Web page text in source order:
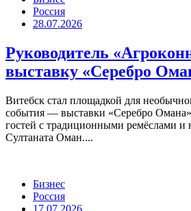
Россия
28.07.2026
Руководитель
выставку «Серебро
Витебск стал площадкой для
события — выставки «Серебро
гостей с традиционными ремёслами
Султаната Оман....